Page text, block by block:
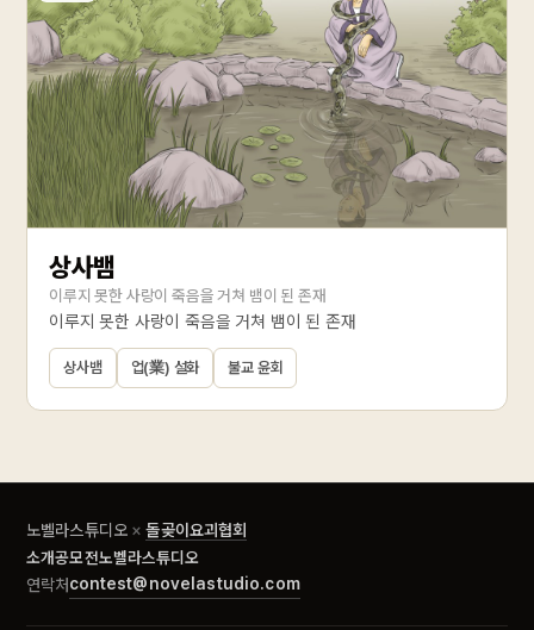
상사뱀
이루지 못한 사랑이 죽음을 거쳐 뱀이 된 존재
이루지 못한 사랑이 죽음을 거쳐 뱀이 된 존재
상사뱀 업(業) 설화 불교 윤회
노벨라스튜디오 × 돌곶이요괴협회
소개공모전노벨라스튜디오
연락처contest@novelastudio.com